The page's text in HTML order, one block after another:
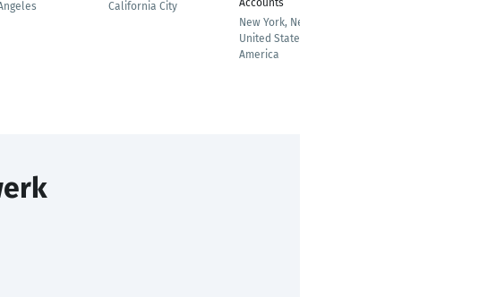
California City
Accounts
New York, New York,
United States of
America